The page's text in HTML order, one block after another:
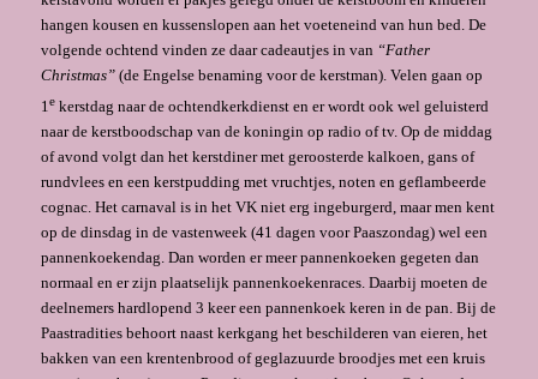
hangen kousen en kussenslopen aan het voeteneind van hun bed. De
volgende ochtend vinden ze daar cadeautjes in van “Father
Christmas”(de Engelse benaming voor de kerstman). Velen gaan op
1 ekerstdag naar de ochtendkerkdienst en er wordt ook wel geluisterd
naar de kerstboodschap van de koningin op radio of tv. Op de middag
of avond volgt dan het kerstdiner met geroosterde kalkoen, gans of
rundvlees en een kerstpudding met vrucht­jes, noten en geflambeerde
cognac. Het carnaval is in het VK niet erg ingeburgerd, maar men kent
op de dinsdag in de vastenweek (41 dagen voor Paaszondag) wel een
pannenkoekendag. Dan worden er meer pannenkoeken gegeten dan
normaal en er zijn plaatselijk pannenkoekenraces. Daarbij moeten de
deelnemers hardlopend 3 keer een pannenkoek keren in de pan. Bij de
Paastradities behoort naast kerkgang het be­schilderen van eieren, het
bakken van een krentenbrood of geglazuurde broodjes met een kruis